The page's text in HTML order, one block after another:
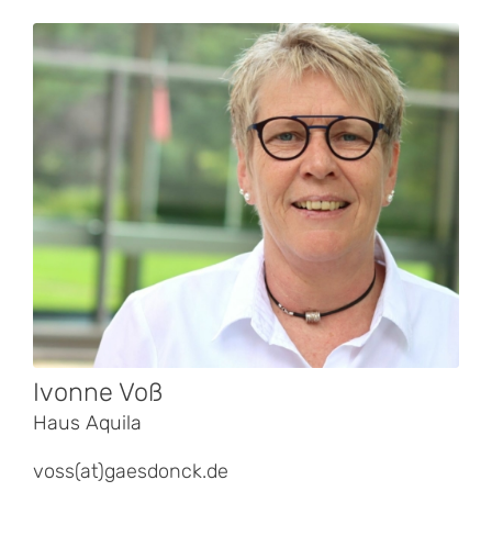
Ivonne Voß
Haus Aquila
voss(at)gaesdonck.de